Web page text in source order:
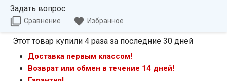
Задать вопрос
Сравнение Избранное
Этот товар купили 4 раза за последние 30 дней
Доставка первым классом!
Возврат или обмен в течение 14 дней!